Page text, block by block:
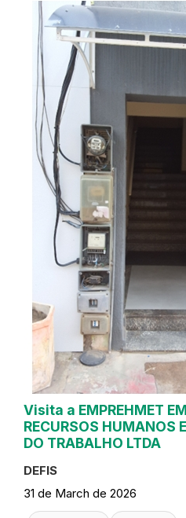
Visita a EMPREHMET
RECURSOS HUMANOS
DO TRABALHO LTDA
DEFIS
31 de March de 2026